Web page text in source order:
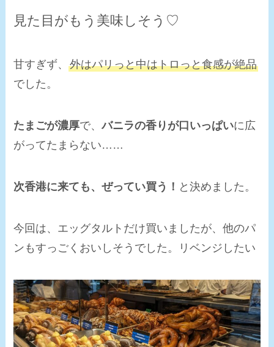
見た目がもう美味しそう♡
甘すぎず、外はパリっと中はトロっと食感が絶品
でした。
たまごが濃厚で、バニラの香りが口いっぱいに広
がってたまらない……
次香港に来ても、ぜってい買う！ と決めました。
今回は、エッグタルトだけ買いましたが、他のパ
ンもすっごくおいしそうでした。リベンジしたい